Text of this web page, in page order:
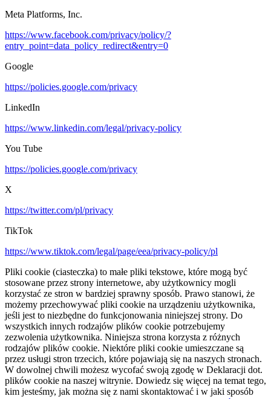
Meta Platforms, Inc.
https://www.facebook.com/privacy/policy/?
entry_point=data_policy_redirect&entry=0
Google
https://policies.google.com/privacy
LinkedIn
https://www.linkedin.com/legal/privacy-policy
You Tube
https://policies.google.com/privacy
X
https://twitter.com/pl/privacy
TikTok
https://www.tiktok.com/legal/page/eea/privacy-policy/pl
Pliki cookie (ciasteczka) to małe pliki tekstowe, które mogą być
stosowane przez strony internetowe, aby użytkownicy mogli
korzystać ze stron w bardziej sprawny sposób. Prawo stanowi, że
możemy przechowywać pliki cookie na urządzeniu użytkownika,
jeśli jest to niezbędne do funkcjonowania niniejszej strony. Do
wszystkich innych rodzajów plików cookie potrzebujemy
zezwolenia użytkownika. Niniejsza strona korzysta z różnych
rodzajów plików cookie. Niektóre pliki cookie umieszczane są
przez usługi stron trzecich, które pojawiają się na naszych stronach.
W dowolnej chwili możesz wycofać swoją zgodę w Deklaracji dot.
plików cookie na naszej witrynie. Dowiedz się więcej na temat tego,
kim jesteśmy, jak można się z nami skontaktować i w jaki sposób